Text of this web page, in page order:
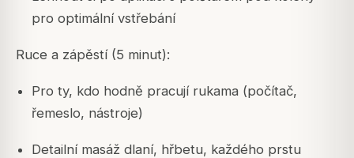
pro optimální vstřebání
Ruce a zápěstí (5 minut):
Pro ty, kdo hodně pracují rukama (počítač,
řemeslo, nástroje)
Detailní masáž dlaní, hřbetu, každého prstu